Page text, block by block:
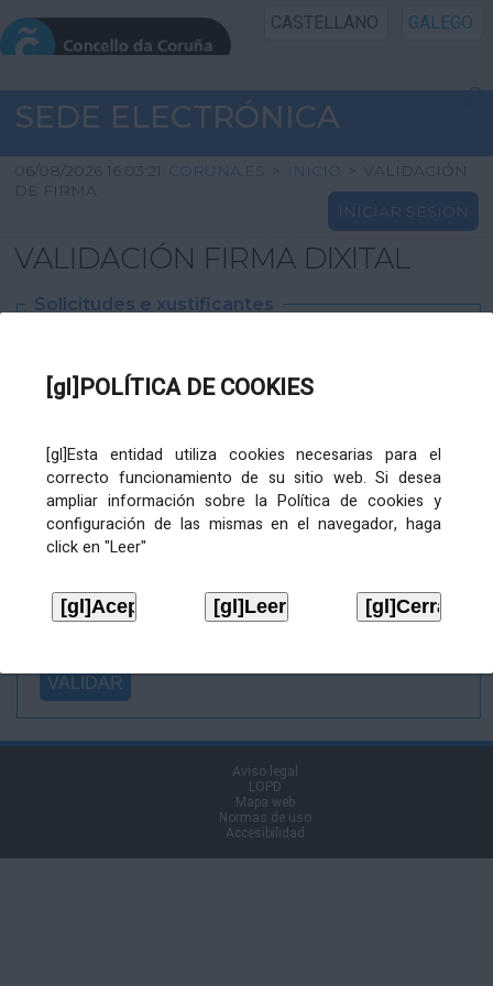
[gl]POLÍTICA DE COOKIES
[gl]Esta entidad utiliza cookies necesarias para el
correcto funcionamiento de su sitio web. Si desea
ampliar información sobre la Política de cookies y
configuración de las mismas en el navegador, haga
click en "Leer"
CASTELLANO GALEGO
INICIO SEDE
INICIO
INFORMACIÓN PÚBLICA
SEDE ELECTRÓNICA
06/08/2026 16:03:21 CORUNA.ES > INICIO >
VALIDACIÓN
DE FIRMA
INICIAR SESIÓN
VALIDACIÓN FIRMA DIXITAL
Solicitudes e xustificantes
XML
Ficheiros varios
Ficheiro
asinado:
firma (.p7s):
Aviso legal
LOPD
Mapa web
Normas de uso
Accesibilidad